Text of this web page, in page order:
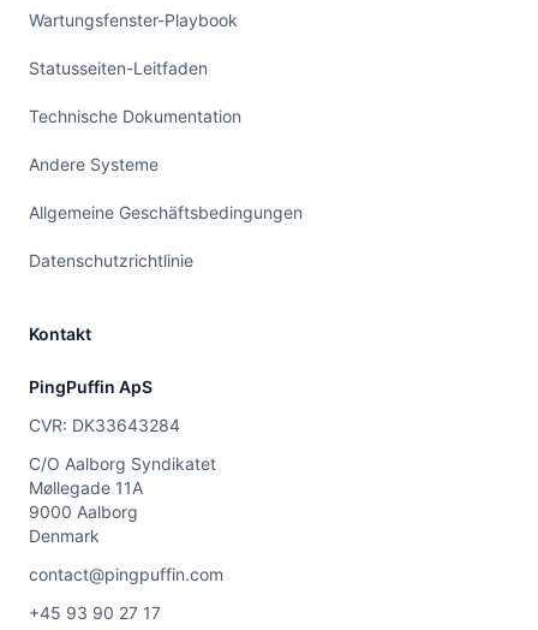
Wartungsfenster-Playbook
Statusseiten-Leitfaden
Technische Dokumentation
Andere Systeme
Allgemeine Geschäftsbedingungen
Datenschutzrichtlinie
Kontakt
PingPuffin ApS
CVR: DK33643284
C/O Aalborg Syndikatet
Møllegade 11A
9000 Aalborg
Denmark
contact@pingpuffin.com
+45 93 90 27 17